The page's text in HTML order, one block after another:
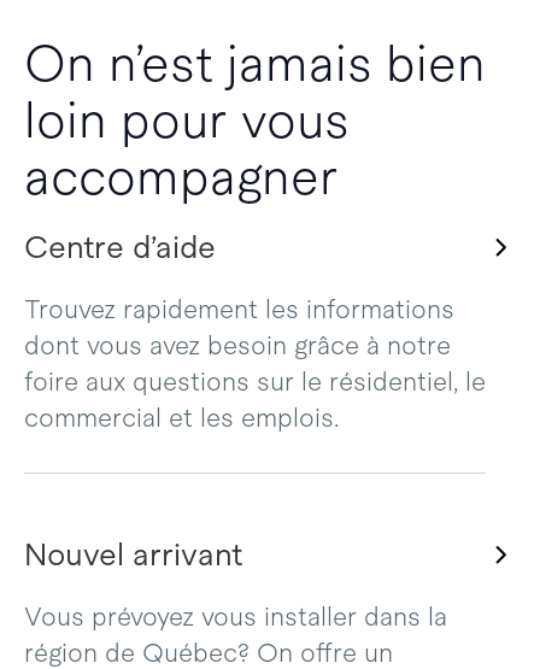
On n’est jamais bien
loin pour vous
accompagner
Centre d’aide
Trouvez rapidement les informations
dont vous avez besoin grâce à notre
foire aux questions sur le résidentiel, le
commercial et les emplois.
Nouvel arrivant
Vous prévoyez vous installer dans la
région de Québec? On offre un